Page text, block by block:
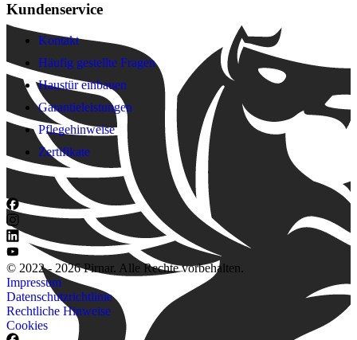
Kundenservice
Kontakt
Häufig gestellte Fragen
Haustür einbauen
Garantieleistungen
Pflegehinweise
Zertifikate
© 2022 - 2026 Pirnar. Alle Rechte vorbehalten.
Impressum
Datenschutzrichtlinie
Rechtliche Hinweise
Cookies